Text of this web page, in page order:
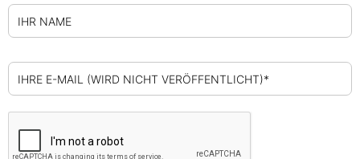
IHR NAME
IHRE E-MAIL (WIRD NICHT VERÖFFENTLICHT)*